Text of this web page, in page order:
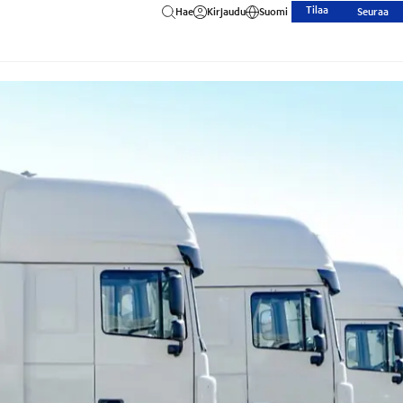
Hae Kirjaudu Suomi Tilaa Seuraa